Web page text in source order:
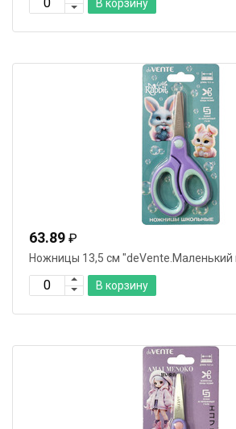
В корзину
63.89 ₽
Ножницы 13,5 см "deVente.Маленький
В корзину